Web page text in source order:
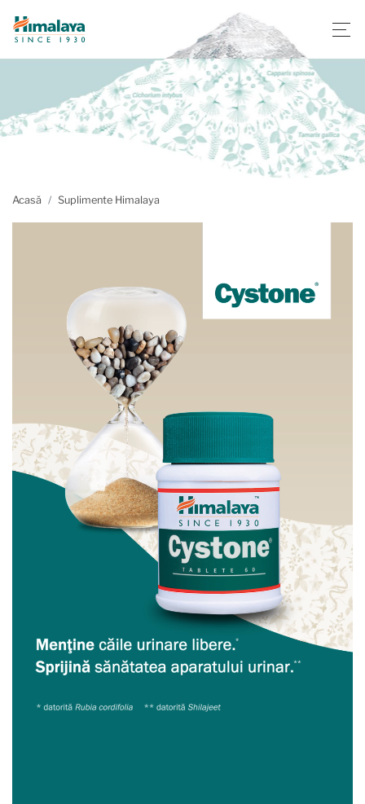
Acasă Suplimente Himalaya